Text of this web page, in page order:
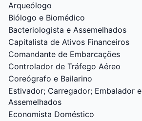
Arqueólogo
Biólogo e Biomédico
Bacteriologista e Assemelhados
Capitalista de Ativos Financeiros
Comandante de Embarcações
Controlador de Tráfego Aéreo
Coreógrafo e Bailarino
Estivador; Carregador; Embalador e
Assemelhados
Economista Doméstico